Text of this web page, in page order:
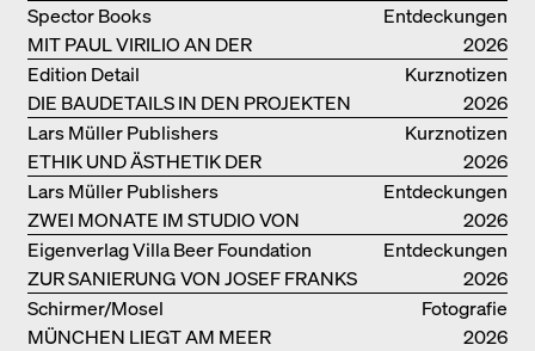
Entdeckungen
MIT PAUL VIRILIO AN DER
ATLANTIKKÜSTE
Spector Books
2026
Kurznotizen
DIE BAUDETAILS IN DEN PROJEKTEN
VON HERZOG & DE MEURON
Edition Detail
2026
Kurznotizen
ETHIK UND ÄSTHETIK DER
LANDSCHAFT: ROBERTO BURLE
MARX
Lars Müller Publishers
2026
Entdeckungen
ZWEI MONATE IM STUDIO VON
OSCAR NIEMEYER AN DER
COPACABANA
Lars Müller Publishers
2026
Entdeckungen
ZUR SANIERUNG VON JOSEF FRANKS
VILLA BEER
Eigenverlag Villa Beer Foundation
2026
Fotografie
MÜNCHEN LIEGT AM MEER
Schirmer/Mosel
2026